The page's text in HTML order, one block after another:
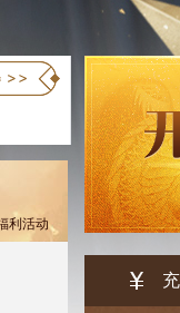
利活动